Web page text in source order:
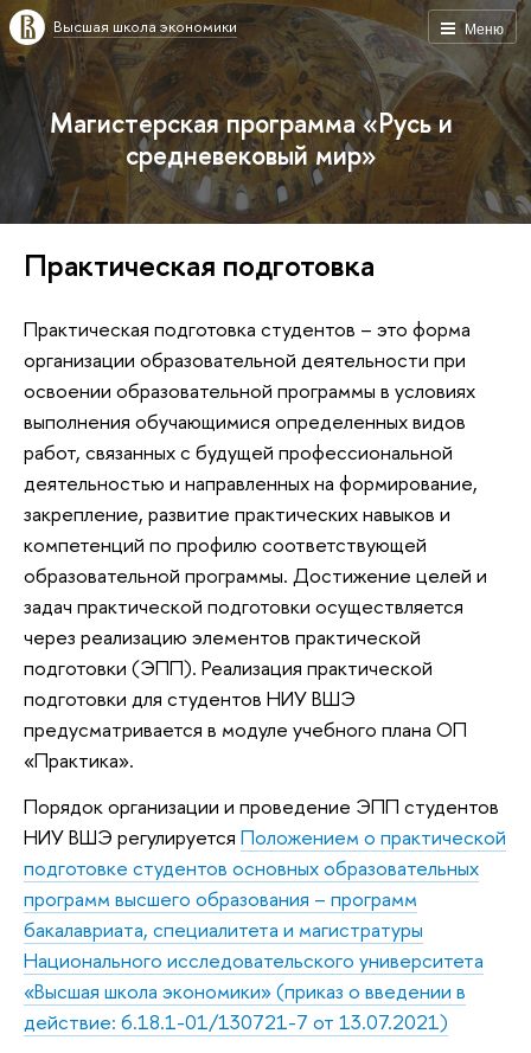
Меню
Высшая школа экономики
Магистерская программа «Русь и
средневековый мир»
Практическая подготовка
Практическая подготовка студентов – это форма
организации образовательной деятельности при
освоении образовательной программы в условиях
выполнения обучающимися определенных видов
работ, связанных с будущей профессиональной
деятельностью и направленных на формирование,
закрепление, развитие практических навыков и
компетенций по профилю соответствующей
образовательной программы. Достижение целей и
задач практической подготовки осуществляется
через реализацию элементов практической
подготовки (ЭПП). Реализация практической
подготовки для студентов НИУ ВШЭ
предусматривается в модуле учебного плана ОП
«Практика».
Порядок организации и проведение ЭПП студентов
НИУ ВШЭ регулируется Положением о практической
подготовке студентов основных образовательных
программ высшего образования – программ
бакалавриата, специалитета и магистратуры
Национального исследовательского университета
«Высшая школа экономики» (приказ о введении в
действие: 6.18.1-01/130721-7 от 13.07.2021)